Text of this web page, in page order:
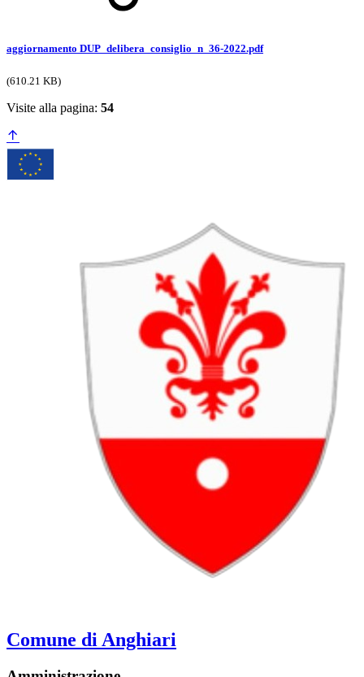
aggiornamento DUP_delibera_consiglio_n_36-2022.pdf
(610.21 KB)
Visite alla pagina: 54
Comune di Anghiari